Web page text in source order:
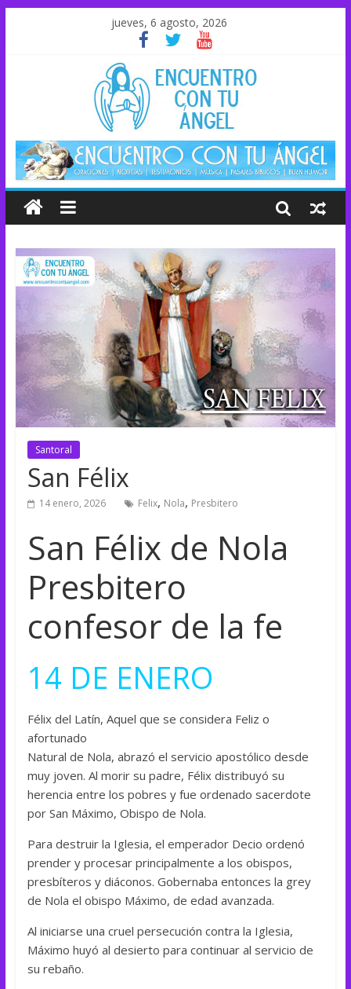
jueves, 6 agosto, 2026
Santoral
San Félix
14 enero, 2026 Felix, Nola, Presbitero
San Félix de Nola
Presbitero
confesor de la fe
14 DE ENERO
Félix del Latín, Aquel que se considera Feliz o
afortunado
Natural de Nola, abrazó el servicio apostólico desde
muy joven. Al morir su padre, Félix distribuyó su
herencia entre los pobres y fue ordenado sacerdote
por San Máximo, Obispo de Nola.
Para destruir la Iglesia, el emperador Decio ordenó
prender y procesar principalmente a los obispos,
presbíteros y diáconos. Gobernaba entonces la grey
de Nola el obispo Máximo, de edad avanzada.
Al iniciarse una cruel persecución contra la Iglesia,
Máximo huyó al desierto para continuar al servicio de
su rebaño.